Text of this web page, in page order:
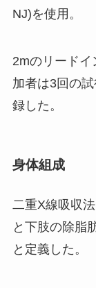
NJ)を使用。
2mのリード
加者は3回の
録した。
身体組成
二重X線吸収
と下肢の除脂
と定義した。